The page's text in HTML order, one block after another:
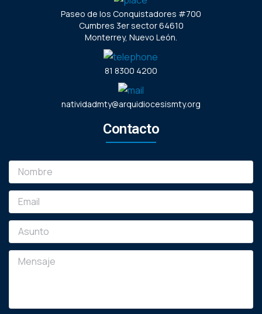
Paseo de los Conquistadores #700
Cumbres 3er sector 64610
Monterrey, Nuevo León.
81 8300 4200
natividadmty@arquidiocesismty.org
Contacto